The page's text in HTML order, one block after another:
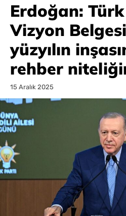
Erdoğan: Türk
Vizyon
yüzyılın
rehber
15 Aralık 2025